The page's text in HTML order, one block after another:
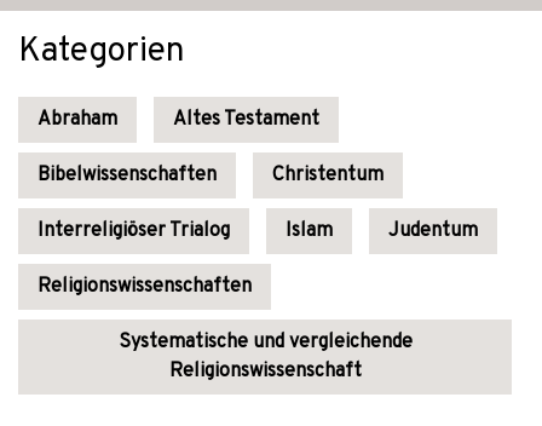
Kategorien
Abraham Altes Testament
Bibelwissenschaften Christentum
Interreligiöser Trialog Islam Judentum
Religionswissenschaften
Systematische und vergleichende
Religionswissenschaft